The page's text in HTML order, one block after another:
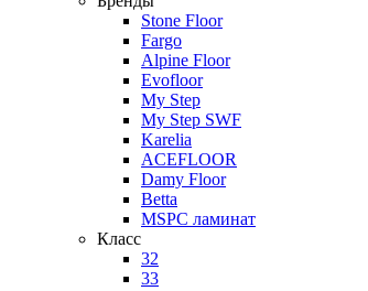
Stone Floor
Fargo
Alpine Floor
Evofloor
My Step
My Step SWF
Karelia
ACEFLOOR
Damy Floor
Betta
MSPC ламинат
Класс
32
33